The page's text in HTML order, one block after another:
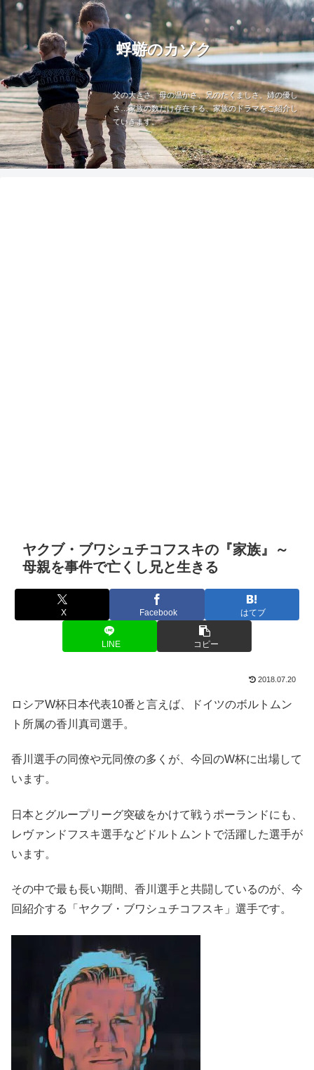
蜉蝣のカゾク
父の大きさ、母の温かさ、兄のたくましさ、姉の優し
さ…家族の数だけ存在する、家族のドラマをご紹介し
ていきます。
ヤクブ・ブワシュチコフスキの『家族』～
母親を事件で亡くし兄と生きる
X Facebook はてブ
LINE コピー
2018.07.20
ロシアW杯日本代表10番と言えば、ドイツのボルトムン
ト所属の香川真司選手。
香川選手の同僚や元同僚の多くが、今回のW杯に出場して
います。
日本とグループリーグ突破をかけて戦うポーランドにも、
レヴァンドフスキ選手などドルトムントで活躍した選手が
います。
その中で最も長い期間、香川選手と共闘しているのが、今
回紹介する「ヤクブ・ブワシュチコフスキ」選手です。